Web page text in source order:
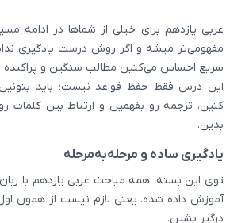
عربی یازدهم برای خیلی از شماها در ادامه
مفهومی‌تر میشه و اگر روش درست یادگیری
سریع احساس می‌کنین مطالب سنگین و
این درس فقط حفظ قواعد نیست؛ باید
کنین، ترجمه رو بفهمین و ارتباط بین
بدین.
یادگیری ساده و مرحله‌به‌مرحله
توی این بسته، همه مباحث عربی یازدهم با
آموزش داده شده. یعنی لازم نیست از همون اول
درگیر بشین.